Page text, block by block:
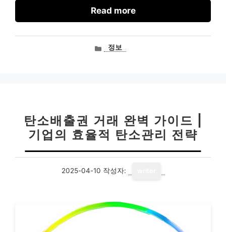
Read more
카정보
탄소배출권 거래 완벽 가이드 |
기업의 효율적 탄소관리 전략
2025-04-10 작성자: